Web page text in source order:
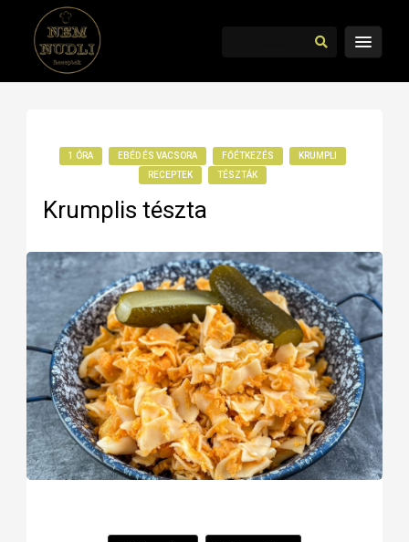
1 ÓRA EBÉD ÉS VACSORA FŐÉTKEZÉS
KRUMPLI
RECEPTEK
TÉSZTÁK
Krumplis tészta